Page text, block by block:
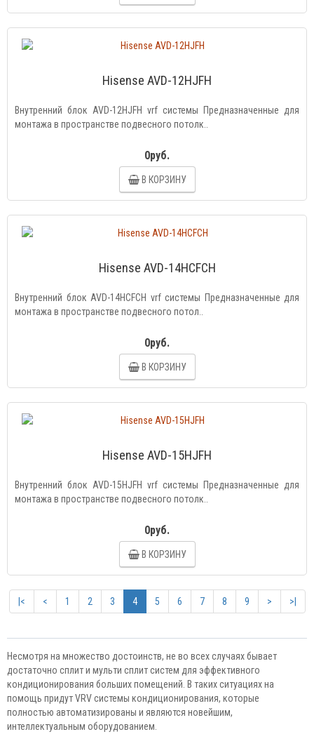
Hisense AVD-12HJFH
Внутренний блок AVD-12HJFH vrf системы Предназначенные для
монтажа в пространстве подвесного потолк..
0руб.
В КОРЗИНУ
Hisense AVD-14HCFCH
Внутренний блок AVD-14HCFCH vrf системы Предназначенные для
монтажа в пространстве подвесного потол..
0руб.
В КОРЗИНУ
Hisense AVD-15HJFH
Внутренний блок AVD-15HJFH vrf системы Предназначенные для
монтажа в пространстве подвесного потолк..
0руб.
В КОРЗИНУ
|< < 1 2 3 4 5 6 7 8 9 > >|
Несмотря на множество достоинств, не во всех случаях бывает
достаточно сплит и мульти сплит систем для эффективного
кондиционирования больших помещений. В таких ситуациях на
помощь придут VRV системы кондиционирования, которые
полностью автоматизированы и являются новейшим,
интеллектуальным оборудованием.